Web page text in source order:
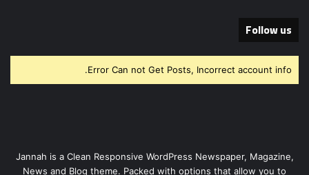
Follow us
Error Can not Get Posts, Incorrect account info.
Jannah is a Clean Responsive WordPress Newspaper, Magazine,
News and Blog theme. Packed with options that allow you to